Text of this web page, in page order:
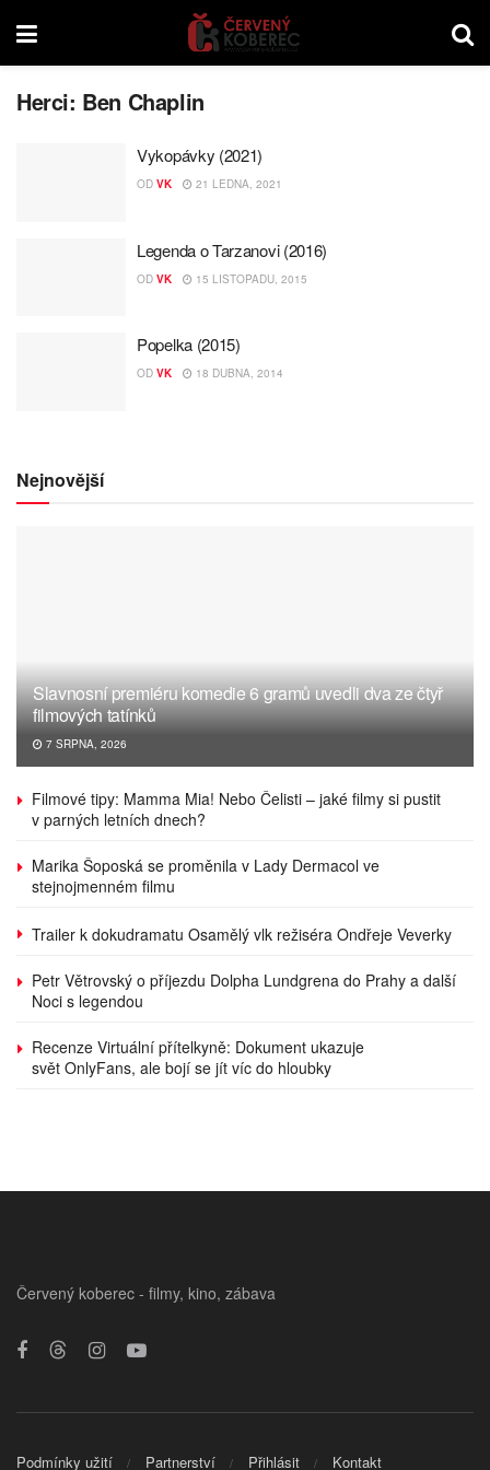
Herci: Ben Chaplin
Vykopávky (2021)
OD VK 21 LEDNA, 2021
Legenda o Tarzanovi (2016)
OD VK 15 LISTOPADU, 2015
Popelka (2015)
OD VK 18 DUBNA, 2014
Nejnovější
Slavnosní premiéru komedie 6 gramů uvedli dva ze čtyř
filmových tatínků
7 SRPNA, 2026
Filmové tipy: Mamma Mia! Nebo Čelisti – jaké filmy si pustit
v parných letních dnech?
Marika Šoposká se proměnila v Lady Dermacol ve
stejnojmenném filmu
Trailer k dokudramatu Osamělý vlk režiséra Ondřeje Veverky
Petr Větrovský o příjezdu Dolpha Lundgrena do Prahy a další
Noci s legendou
Recenze Virtuální přítelkyně: Dokument ukazuje
svět OnlyFans, ale bojí se jít víc do hloubky
Červený koberec - filmy, kino, zábava
Podmínky užití Partnerství Přihlásit Kontakt